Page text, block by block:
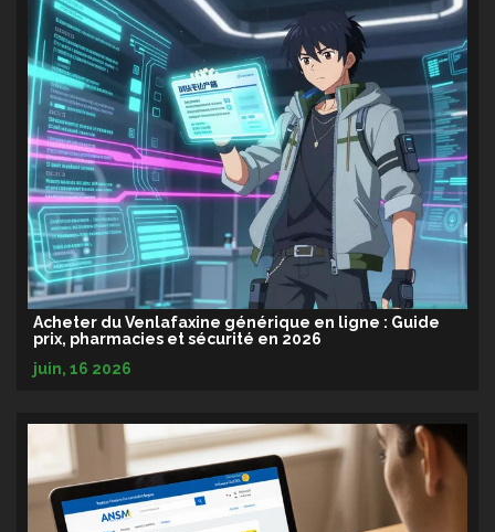
Acheter du Venlafaxine générique en ligne : Guide
prix, pharmacies et sécurité en 2026
juin, 16 2026